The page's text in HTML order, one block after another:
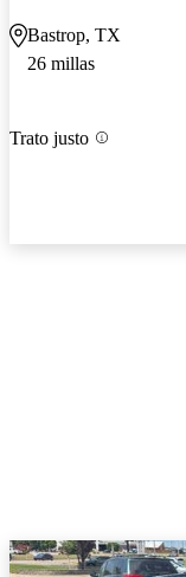
Bastrop, TX
26 millas
Trato justo